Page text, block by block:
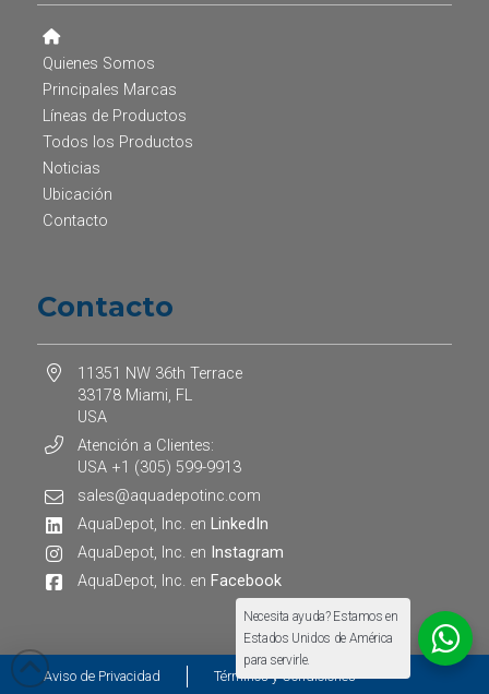
Quienes Somos
Principales Marcas
Líneas de Productos
Todos los Productos
Noticias
Ubicación
Contacto
Contacto
11351 NW 36th Terrace
33178 Miami, FL
USA
Atención a Clientes:
USA +1 (305) 599-9913
sales@aquadepotinc.com
AquaDepot, Inc. en LinkedIn
AquaDepot, Inc. en Instagram
AquaDepot, Inc. en Facebook
Aviso de Privacidad Términos y Condiciones
Necesita ayuda? Estamos en
Estados Unidos de América
para servirle.